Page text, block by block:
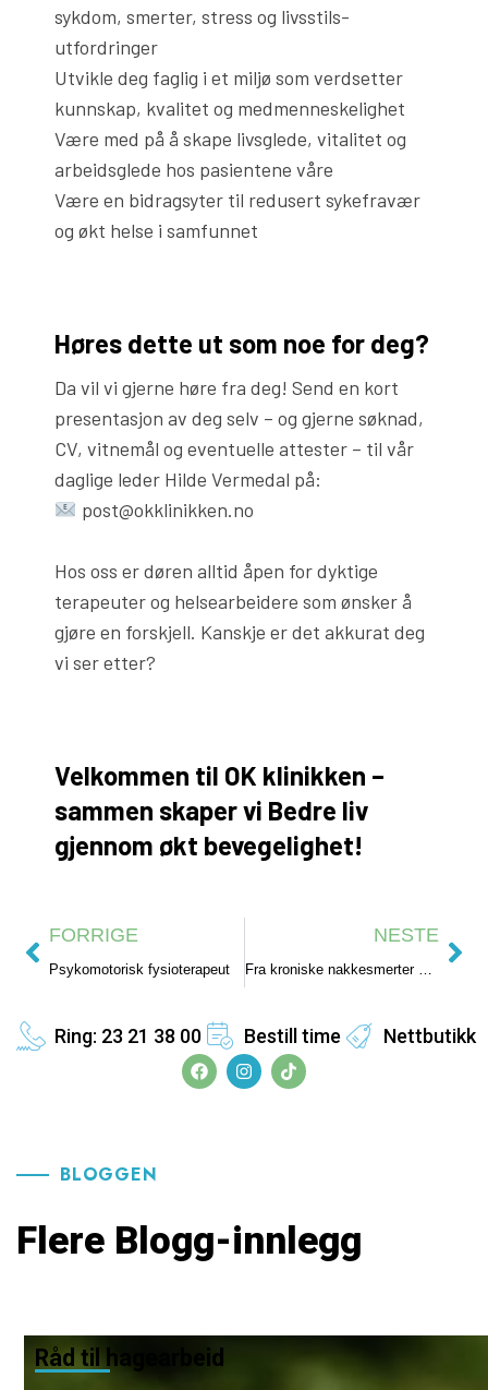
sykdom, smerter, stress og livsstils-
utfordringer
Utvikle deg faglig i et miljø som verdsetter
kunnskap, kvalitet og medmenneskelighet
Være med på å skape livsglede, vitalitet og
arbeidsglede hos pasientene våre
Være en bidragsyter til redusert sykefravær
og økt helse i samfunnet
Høres dette ut som noe for deg?
Da vil vi gjerne høre fra deg! Send en kort
presentasjon av deg selv – og gjerne søknad,
CV, vitnemål og eventuelle attester – til vår
daglige leder Hilde Vermedal på:
post@okklinikken.no
Hos oss er døren alltid åpen for dyktige
terapeuter og helsearbeidere som ønsker å
gjøre en forskjell. Kanskje er det akkurat deg
vi ser etter?
Velkommen til OK klinikken –
sammen skaper vi Bedre liv
gjennom økt bevegelighet!
FORRIGE
Psykomotorisk fysioterapeut
NESTE
Fra kroniske nakkesmerter og hodepine til ny livsglede og håp med fysioterapi!
Ring: 23 21 38 00 Bestill time Nettbutikk
BLOGGEN
Flere Blogg-innlegg
Råd til hagearbeid